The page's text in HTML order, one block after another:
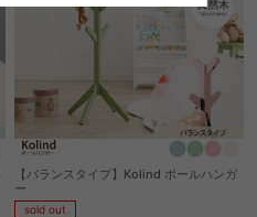
【バランスタイプ】Kolind ポールハンガ
ー
sold out